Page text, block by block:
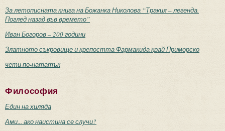
За летописната книга на Божанка Николова “Тракия – легенда.
Поглед назад във времето”
Иван Богоров – 200 години
Златното съкровище и крепостта Фармакида край Приморско
чети по-нататък
Философия
Един на хиляда
Ами... ако наистина се случи?